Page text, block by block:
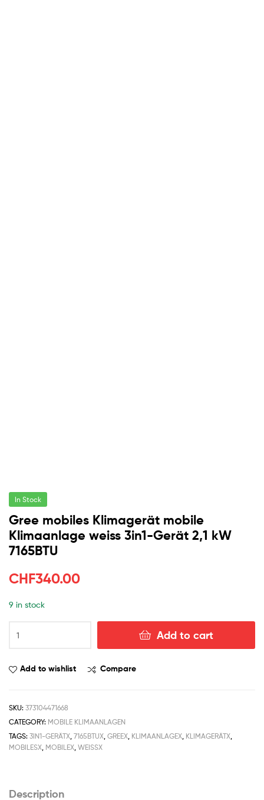
In Stock
Gree mobiles Klimagerät mobile
Klimaanlage weiss 3in1-Gerät 2,1 kW
7165BTU
CHF340.00
9 in stock
Add to cart
Add to wishlist Compare
SKU: 373104471668
CATEGORY: MOBILE KLIMAANLAGEN
TAGS: 3IN1-GERÄTX 7165BTUX GREEX KLIMAANLAGEX KLIMAGERÄTX
MOBILESX MOBILEX WEISSX
Description